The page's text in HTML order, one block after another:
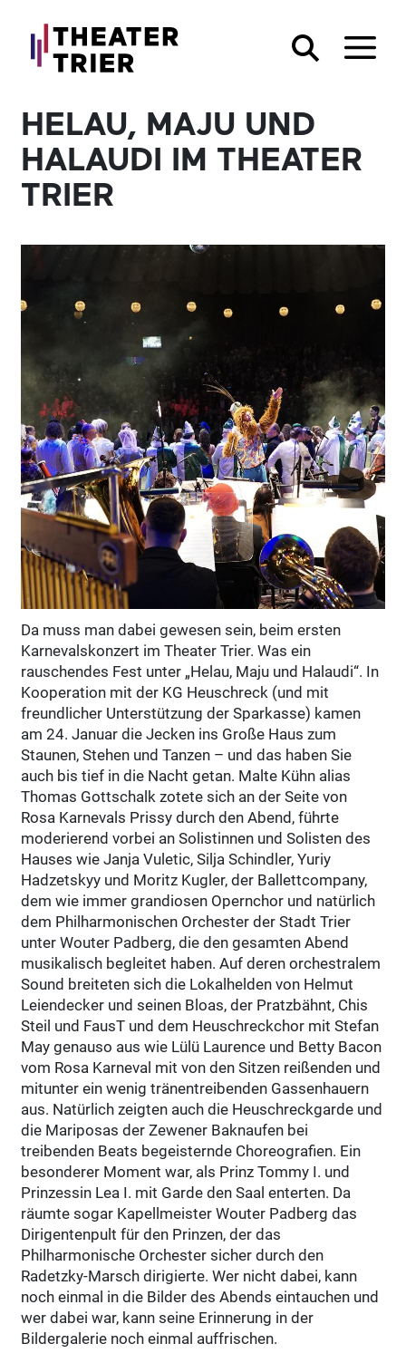
HELAU, MAJU UND
HALAUDI IM THEATER
TRIER
Da muss man dabei gewesen sein, beim ersten
Karnevalskonzert im Theater Trier. Was ein
rauschendes Fest unter „Helau, Maju und Halaudi“. In
Kooperation mit der KG Heuschreck (und mit
freundlicher Unterstützung der Sparkasse) kamen
am 24. Januar die Jecken ins Große Haus zum
Staunen, Stehen und Tanzen – und das haben Sie
auch bis tief in die Nacht getan. Malte Kühn alias
Thomas Gottschalk zotete sich an der Seite von
Rosa Karnevals Prissy durch den Abend, führte
moderierend vorbei an Solistinnen und Solisten des
Hauses wie Janja Vuletic, Silja Schindler, Yuriy
Hadzetskyy und Moritz Kugler, der Ballettcompany,
dem wie immer grandiosen Opernchor und natürlich
dem Philharmonischen Orchester der Stadt Trier
unter Wouter Padberg, die den gesamten Abend
musikalisch begleitet haben. Auf deren orchestralem
Sound breiteten sich die Lokalhelden von Helmut
Leiendecker und seinen Bloas, der Pratzbähnt, Chis
Steil und FausT und dem Heuschreckchor mit Stefan
May genauso aus wie Lülü Laurence und Betty Bacon
vom Rosa Karneval mit von den Sitzen reißenden und
mitunter ein wenig tränentreibenden Gassenhauern
aus. Natürlich zeigten auch die Heuschreckgarde und
die Mariposas der Zewener Baknaufen bei
treibenden Beats begeisternde Choreografien. Ein
besonderer Moment war, als Prinz Tommy I. und
Prinzessin Lea I. mit Garde den Saal enterten. Da
räumte sogar Kapellmeister Wouter Padberg das
Dirigentenpult für den Prinzen, der das
Philharmonische Orchester sicher durch den
Radetzky-Marsch dirigierte. Wer nicht dabei, kann
noch einmal in die Bilder des Abends eintauchen und
wer dabei war, kann seine Erinnerung in der
Bildergalerie noch einmal auffrischen.